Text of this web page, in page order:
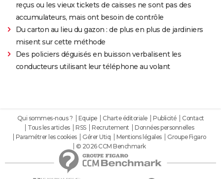
reçus ou les vieux tickets de caisses ne sont pas des
accumulateurs, mais ont besoin de contrôle
Du carton au lieu du gazon : de plus en plus de jardiniers
misent sur cette méthode
Des policiers déguisés en buisson verbalisent les
conducteurs utilisant leur téléphone au volant
Qui sommes-nous ? Equipe Charte éditoriale Publicité
Contact
Tous les articles
RSS Recrutement
Données personnelles
Paramétrer les cookies
Gérer Utiq Mentions légales
Groupe Figaro
© 2026 CCM Benchmark